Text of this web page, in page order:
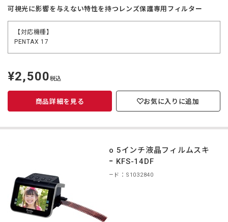
可視光に影響を与えない特性を持つレンズ保護専用フィルター
【対応機種】
PENTAX 17
定
価
¥2,500税込
商品詳細を見る お気に入りに追加
Kenko 5インチ液晶フィルムスキ
ャナー KFS-14DF
商品コード：S1032840